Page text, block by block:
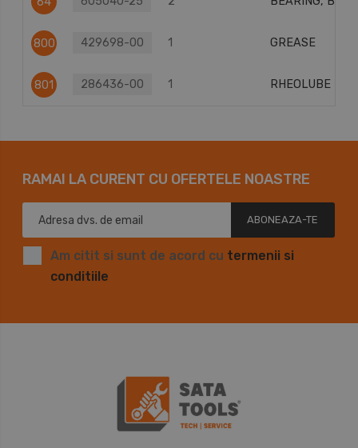
800 429698-00 1 GREASE
801 286436-00 1 RHEOLUBE 380
RAMAI LA CURENT CU OFERTELE NOASTRE
ABONEAZA-TE
Am citit si sunt de acord cu termenii si
conditiile